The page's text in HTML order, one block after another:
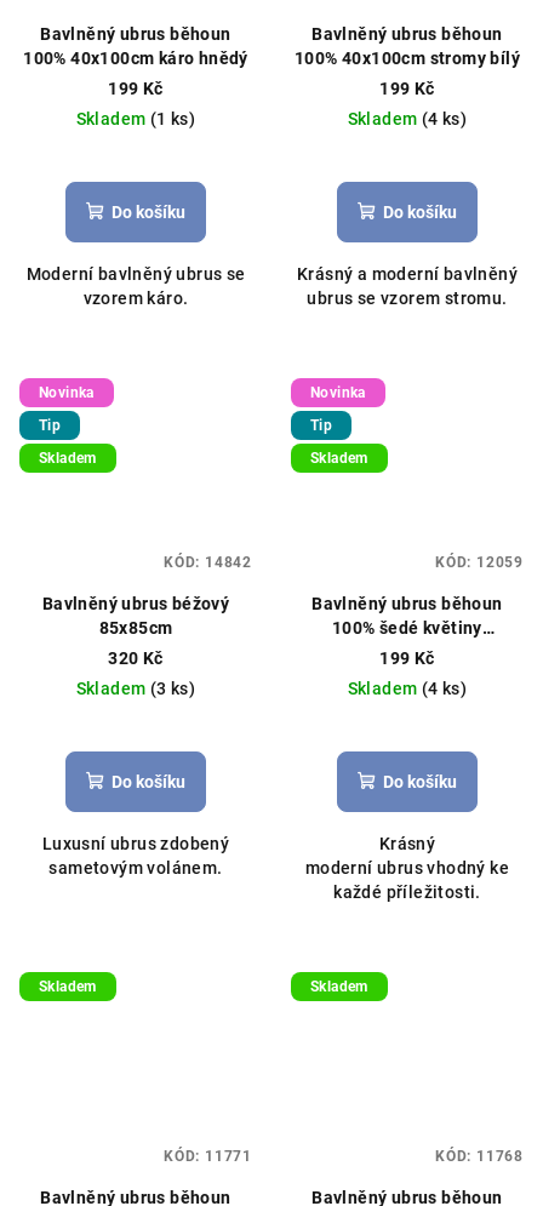
Bavlněný ubrus běhoun
100% 40x100cm káro hnědý
199 Kč
Skladem (1 ks)
Do košíku
Moderní bavlněný ubrus se
vzorem káro.
Bavlněný ubrus běhoun
100% 40x100cm stromy bílý
199 Kč
Skladem (4 ks)
Do košíku
Krásný a moderní bavlněný
ubrus se vzorem stromu.
Novinka
Tip
Skladem
Bavlněný ubrus béžový
85x85cm
320 Kč
Skladem (3 ks)
Do košíku
Luxusní ubrus zdobený
sametovým volánem.
KÓD: 14842
Novinka
Tip
Skladem
Bavlněný ubrus běhoun
100% šedé květiny
40x100cm bílý
199 Kč
Skladem (4 ks)
Do košíku
Krásný
moderní ubrus vhodný ke
každé příležitosti.
KÓD: 12059
Skladem
Bavlněný ubrus běhoun
KÓD: 11771
Skladem
Bavlněný ubrus běhoun
KÓD: 11768